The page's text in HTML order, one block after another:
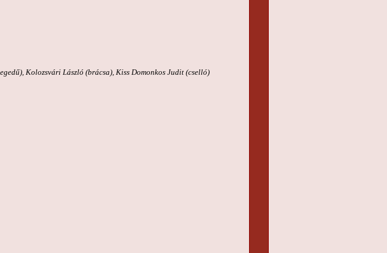
Kolozsvári László (brácsa), Kiss Domonkos Judit (cselló)